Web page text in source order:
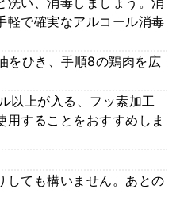
軽で確実なアルコール消毒
をひき、手順8の鶏肉を広
以上が入る、フッ素加工
することをおすすめしま
しても構いません。あとの